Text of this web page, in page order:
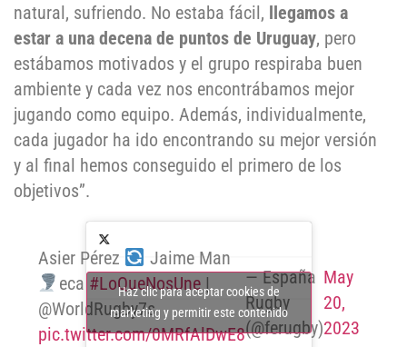
natural, sufriendo. No estaba fácil, llegamos a
estar a una decena de puntos de Uruguay, pero
estábamos motivados y el grupo respiraba buen
ambiente y cada vez nos encontrábamos mejor
jugando como equipo. Además, individualmente,
cada jugador ha ido encontrando su mejor versión
y al final hemos conseguido el primero de los
objetivos”.
Asier Pérez
Jaime Man
eca #LoQueNosUne|
@WorldRugby7s
pic.twitter.com/0MRfAlDwE8
— España
Rugby
(@ferugby)
May
20,
2023
Haz clic para aceptar cookies de
marketing y permitir este contenido